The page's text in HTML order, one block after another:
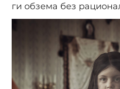
ги обзема без